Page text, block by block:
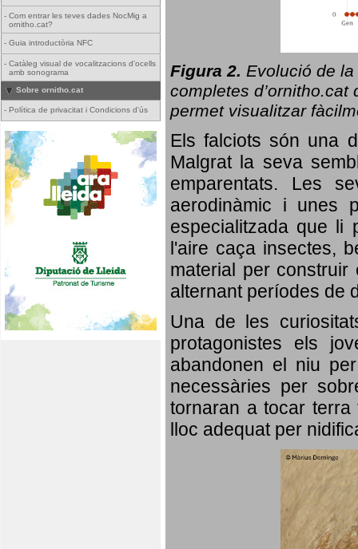
- Com entrar les teves dades NocMig a
ornitho.cat?
- Guia introductòria NFC
- Catàleg visual de vocalitzacions d'ocells
amb sonograma
Sobre ornitho.cat
- Política de privacitat i Condicions d'ús
Figura 2. Evolució de la
completes d’ornitho.cat
permet visualitzar
Els falciots són una
Malgrat la seva
emparentats. Les
aerodinàmic i unes
especialitzada que li
l'aire caça insectes,
material per
alternant períodes de
Una de les
protagonistes els
abandonen el niu
necessàries per
tornaran a tocar
lloc adequat per